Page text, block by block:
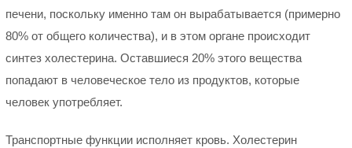
печени, поскольку именно там он вырабатывается (примерно
80% от общего количества), и в этом органе происходит
синтез холестерина. Оставшиеся 20% этого вещества
попадают в человеческое тело из продуктов, которые
человек употребляет.
Транспортные функции исполняет кровь. Холестерин